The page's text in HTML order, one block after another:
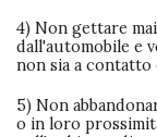
4) Non gettare
dall'automobile e
non sia a contatto
5) Non
o in loro